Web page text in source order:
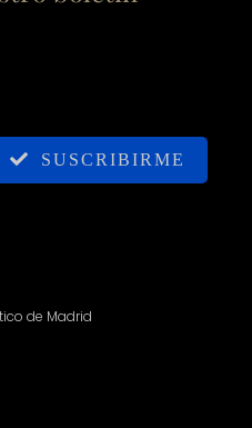
SUSCRIBIRME
de Madrid